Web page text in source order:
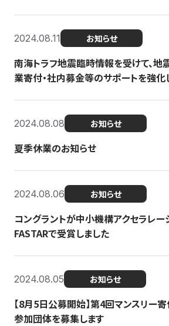
2024.08.11 お知らせ
南海トラフ地震臨時情報を受けて、地
業寄付・社内募金等のサポートを強化
2024.08.08 お知らせ
夏季休業のお知らせ
2024.08.06 お知らせ
コングラントが中小機構アクセラレー
FASTARで受賞しました
2024.08.05 お知らせ
【8月5日公募開始】第4回マンスリー
参加団体を募集します